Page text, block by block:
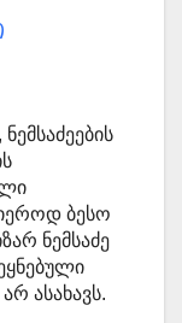
ბესო
ნემსაძე
ასახავს.